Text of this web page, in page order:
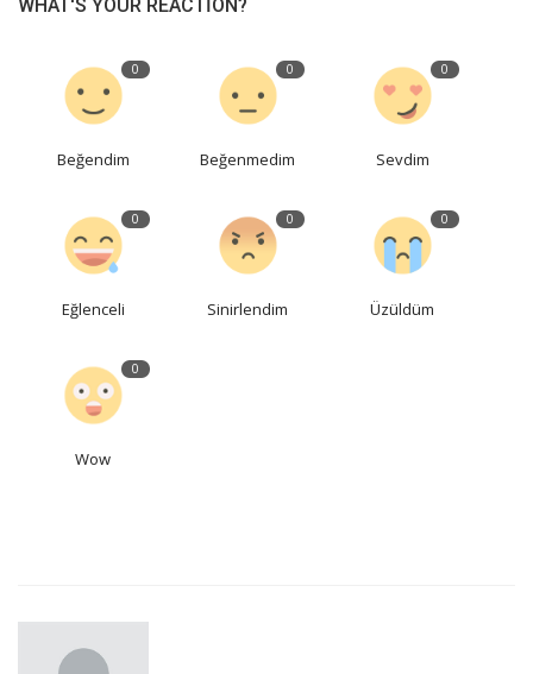
WHAT'S YOUR REACTION?
0
Beğendim
0
Beğenmedim
0
Sevdim
0
Eğlenceli
0
Sinirlendim
0
Üzüldüm
0
Wow